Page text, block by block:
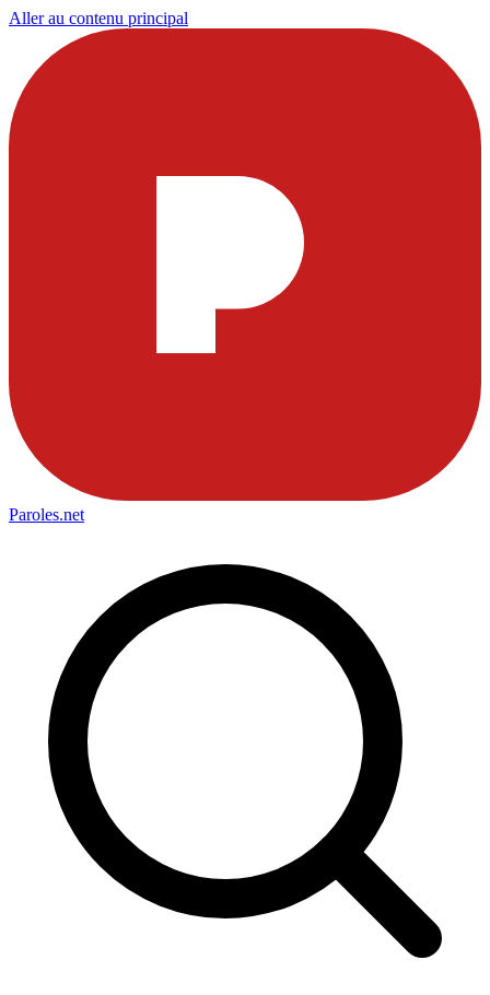
Aller au contenu principal
Paroles.net